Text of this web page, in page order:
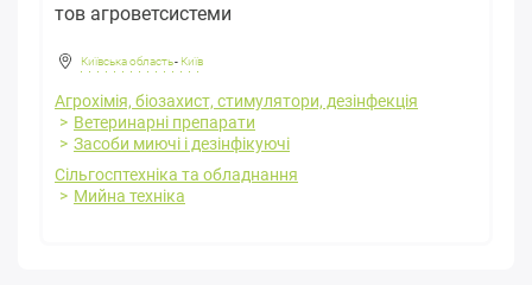
тов агроветсистеми
Київська область- Київ
Агрохімія, біозахист, стимулятори, дезінфекція
Ветеринарні препарати
Засоби миючі і дезінфікуючі
Сільгосптехніка та обладнання
Мийна техніка